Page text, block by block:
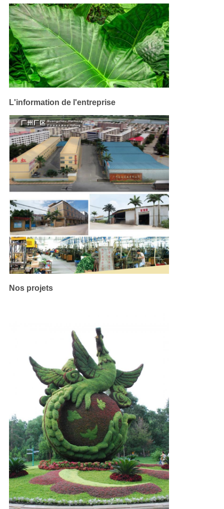
L'information de l'entreprise
Nos projets